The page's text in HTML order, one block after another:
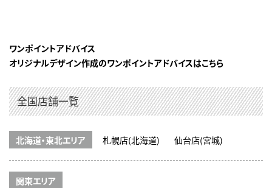
ワンポイントアドバイス
オリジナルデザイン作成のワンポイントアドバイスはこちら
全国店舗一覧
北海道・東北エリア 札幌店(北海道) 仙台店(宮城)
関東エリア